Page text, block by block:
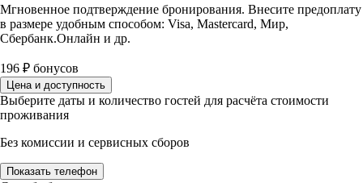
Мгновенное подтверждение бронирования. Внесите предоплату
в размере удобным способом: Visa, Mastercard, Мир,
Сбербанк.Онлайн и др.
196 ₽ бонусов
Цена и доступность
Выберите даты и количество гостей для расчёта стоимости
проживания
Без комиссии и сервисных сборов
Показать телефон